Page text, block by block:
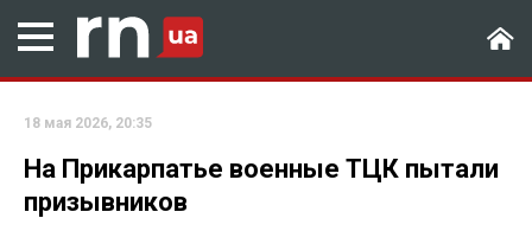
18 мая 2026, 20:35
На Прикарпатье военные ТЦК пытали
призывников